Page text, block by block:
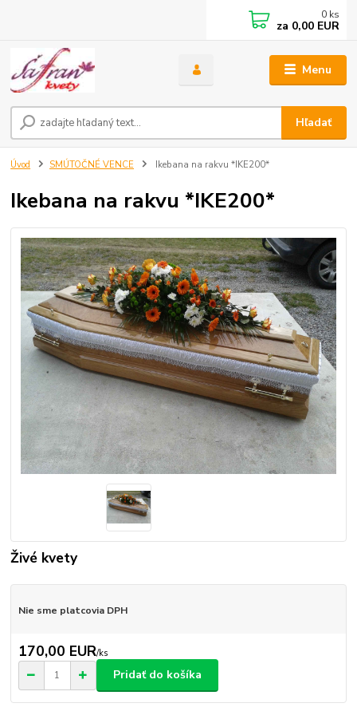
Menu
Hľadať
0 ks
za 0,00 EUR
Úvod SMÚTOČNÉ VENCE Ikebana na rakvu *IKE200*
Ikebana na rakvu *IKE200*
Živé kvety
Nie sme platcovia DPH
170,00 EUR/ks
Pridať do košíka